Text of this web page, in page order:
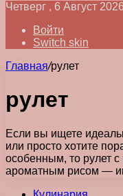
Четверг , 6 Август 2026
Войти
Switch skin
Главная/рулет
рулет
Если вы ищете
или просто хотите
особенным, то рулет
ароматным рисом —